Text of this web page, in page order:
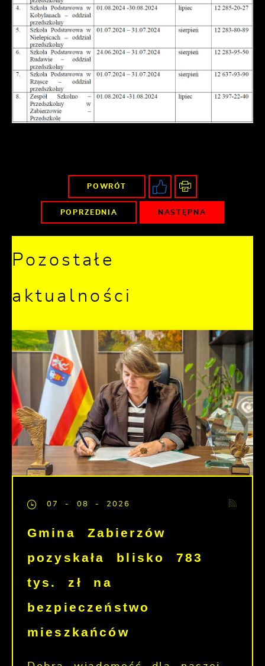
POWRÓT
POPRZEDNIA NASTĘPNA
Pozostałe
aktualności
07 - 08 - 2026
Gmina Zabierzów
pozyskała blisko 783
tys. zł na
bezpieczeństwo
mieszkańców